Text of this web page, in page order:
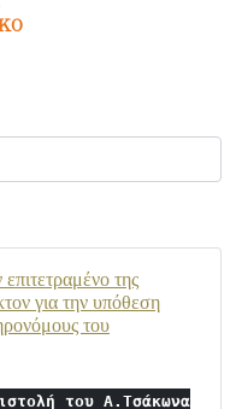
της
για την υπόθεση
του
του Α.Τσάκωνα